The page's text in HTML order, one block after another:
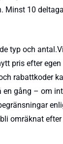
10
typ och
pris efter
rabattkoder
gång – om
omräknat